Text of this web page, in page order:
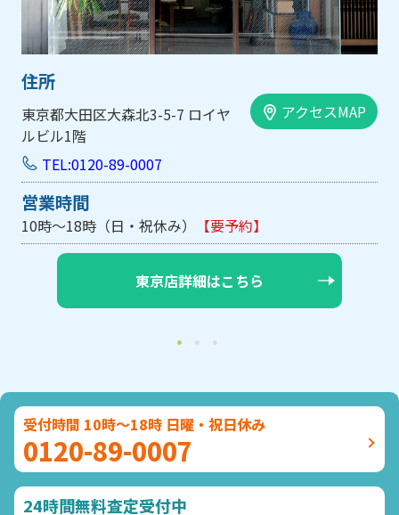
住所
東京都大田区大森北3-5-7 ロイヤ
ルビル1階
アクセスMAP
TEL:0120-89-0007
営業時間
10時～18時（日・祝休み） 【要予約】
東京店詳細はこちら
受付時間 10時～18時 日曜・祝日休み
0120-89-0007
24時間無料査定受付中